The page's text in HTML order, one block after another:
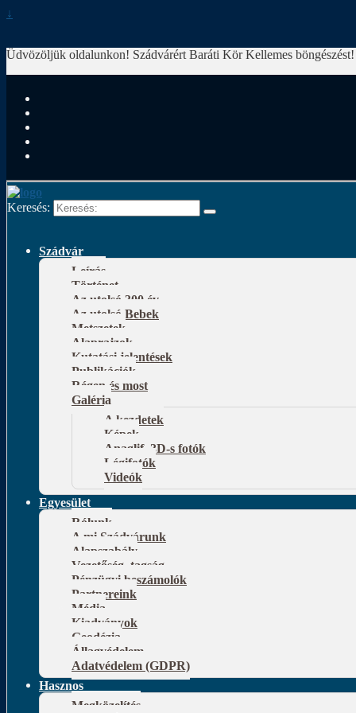
↓
Üdvözöljük oldalunkon! Szádvárért Baráti Kör Kellemes
Keresés:
Szádvár
Leírás
Történet
Az utolsó 300 év
Az utolsó Bebek
Metszetek
Alaprajzok
Kutatási jelentések
Publikációk
Régen és most
Galéria
A kezdetek
Képek
Anaglif, 3D-s fotók
Légifotók
Videók
Egyesület
Rólunk
A mi Szádvárunk
Alapszabály
Vezetőség, tagság
Pénzügyi beszámolók
Partnereink
Média
Kiadványok
Geodézia
Állagvédelem
Adatvédelem (GDPR)
Hasznos
Megközelítés